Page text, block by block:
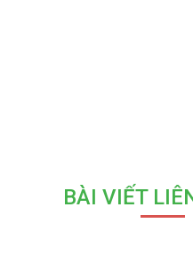
BÀI VIẾT